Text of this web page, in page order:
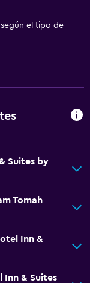
el tipo de
Suites by
Tomah
Inn &
Inn & Suites